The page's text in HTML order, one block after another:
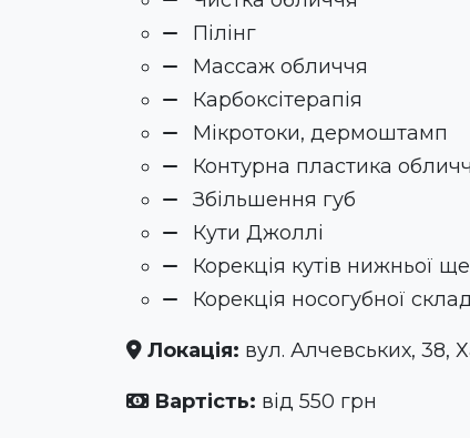
Пілінг
Массаж обличчя
Карбоксітерапія
Мікротоки, дермоштамп
Контурна пластика
Збільшення губ
Кути Джоллі
Корекція кутів нижньої
Корекція носогубної
Локація: вул. Алчевських, 38,
Вартість: від 550 грн